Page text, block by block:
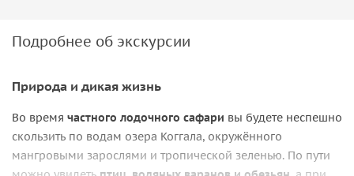
Подробнее об экскурсии
Природа и дикая жизнь
Во время частного лодочного сафари вы будете неспешно
скользить по водам озера Коггала, окружённого
мангровыми зарослями и тропической зеленью. По пути